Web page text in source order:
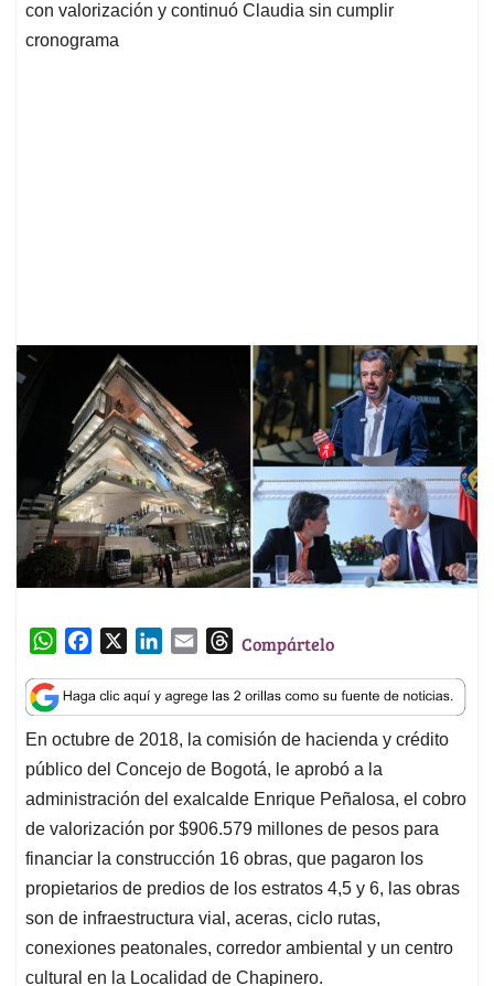
con valorización y continuó Claudia sin cumplir
cronograma
W
a
t
s
A
p
p
c
e
b
o
o
k
n
k
e
d
I
n
a
i
l
T
r
e
a
d
s
Compártelo
En octubre de 2018, la comisión de hacienda y crédito
público del Concejo de Bogotá, le aprobó a la
administración del exalcalde Enrique Peñalosa, el cobro
de valorización por $906.579 millones de pesos para
financiar la construcción 16 obras, que pagaron los
propietarios de predios de los estratos 4,5 y 6, las obras
son de infraestructura vial, aceras, ciclo rutas,
conexiones peatonales, corredor ambiental y un centro
cultural en la Localidad de Chapinero.